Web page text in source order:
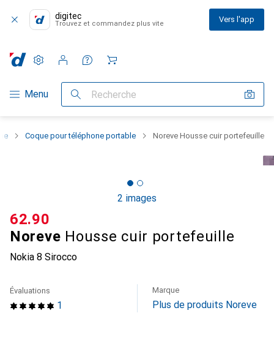
digitec
Trouvez et commandez plus vite Vers l'app
Navigation par catégorie
Menu Recherche
Paramètres
Compte client
Listes de comparaison
Listes d'envies
Panier
Coque pour téléphone portable Noreve Housse cuir portefeuille
2 images
Noreve Housse cuir portefeuille
Nokia 8 Sirocco
CHF
62.90
1
Évaluations Marque
Plus de produits Noreve